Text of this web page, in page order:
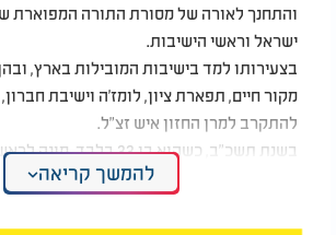
והתחנך לאורה של מסורת התורה המפוארת
ישראל וראשי הישיבות.
בצעירותו למד בישיבות המובילות בארץ,
מקור חיים, תפארת ציון, לומז'ה וישיבת
להתקרב למרן החזון איש זצ"ל.
בשנת תשכ"ב, כשהוא בן 33
חברון והחל למסור שיעורים לתלמידי
להמשך קריאה